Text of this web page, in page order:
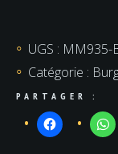
Cheese
UGS : MM935-
Catégorie :
PARTAGER :